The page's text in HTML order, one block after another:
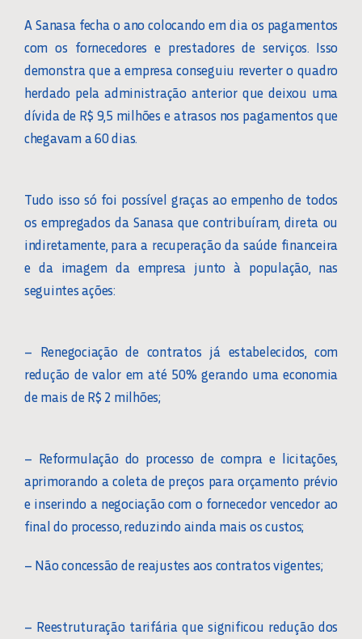
A Sanasa fecha o ano colocando em dia os pagamentos
com os fornecedores e prestadores de serviços. Isso
demonstra que a empresa conseguiu reverter o quadro
herdado pela administração anterior que deixou uma
dívida de R$ 9,5 milhões e atrasos nos pagamentos que
chegavam a 60 dias.
Tudo isso só foi possível graças ao empenho de todos
os empregados da Sanasa que contribuíram, direta ou
indiretamente, para a recuperação da saúde financeira
e da imagem da empresa junto à população, nas
seguintes ações:
– Renegociação de contratos já estabelecidos, com
redução de valor em até 50% gerando uma economia
de mais de R$ 2 milhões;
– Reformulação do processo de compra e licitações,
aprimorando a coleta de preços para orçamento prévio
e inserindo a negociação com o fornecedor vencedor ao
final do processo, reduzindo ainda mais os custos;
– Não concessão de reajustes aos contratos vigentes;
– Reestruturação tarifária que significou redução dos